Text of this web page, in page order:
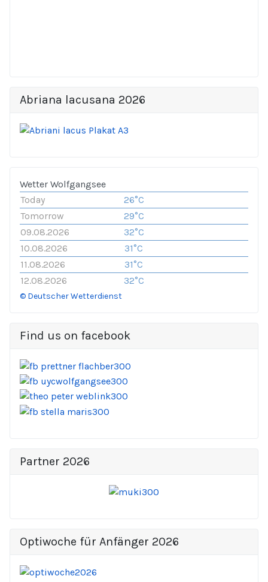
Abriana lacusana 2026
Wetter Wolfgangsee
Today
26°C
Tomorrow
29°C
09.08.2026
32°C
10.08.2026
31°C
11.08.2026
31°C
12.08.2026
32°C
© Deutscher Wetterdienst
Find us on facebook
Partner 2026
Optiwoche für Anfänger 2026